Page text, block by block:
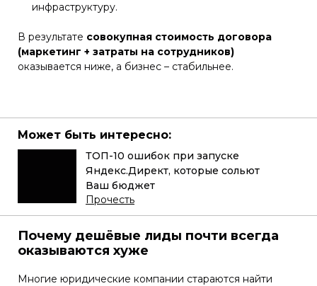
инфраструктуру.
В результате совокупная стоимость договора
(маркетинг + затраты на сотрудников)
оказывается ниже, а бизнес – стабильнее.
ТОП-10 ошибок при запуске
Яндекс.Директ, которые сольют
Ваш бюджет
Прочесть
Может быть интересно:
Почему дешёвые лиды почти всегда
оказываются хуже
Многие юридические компании стараются найти